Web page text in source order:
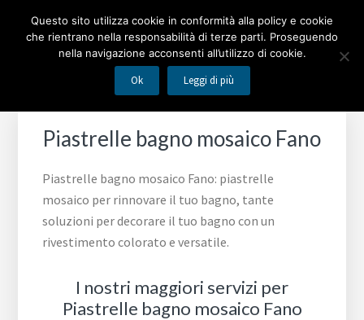
navigazione
MOSAICO BAGNO
Piastrelle mosaico per rinnovare il tuo bagno
Piastrelle bagno mosaico Fano
Piastrelle bagno mosaico Fano: piastrelle
mosaico per rinnovare il tuo bagno, tante
soluzioni per decorare il tuo bagno con un
rivestimento colorato e versatile.
I nostri maggiori servizi per
Piastrelle bagno mosaico Fano
Questo sito utilizza cookie in conformità alla policy e cookie
che rientrano nella responsabilità di terze parti. Proseguendo
nella navigazione acconsenti all’utilizzo di cookie.
Ok Leggi di più